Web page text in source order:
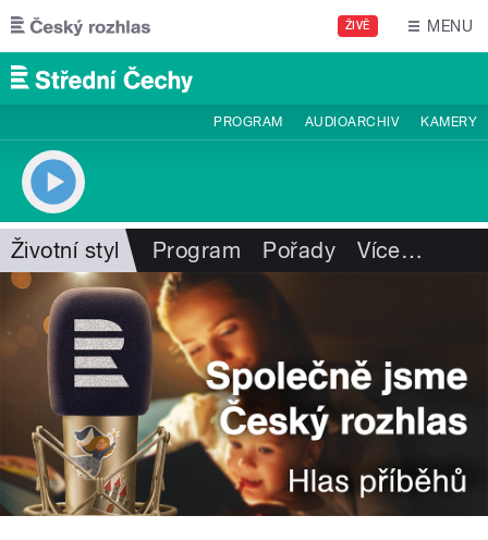
Přejít k hlavnímu obsahu
ŽIVĚ MENU
PROGRAM AUDIOARCHIV KAMERY
Životní styl Program Pořady Více…